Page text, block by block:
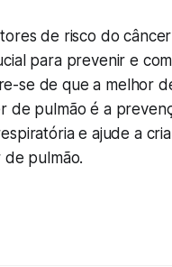
de risco do
para prevenir e
se de que a melhor
de pulmão é a
e ajude a
de pulmão.